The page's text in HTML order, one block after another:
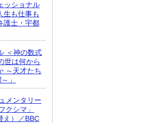
ッショナル
生も仕事も
護士・宇都
＜神の数式
世は何から
～天才たち
」
メンタリー
クシマ」
え）／BBC